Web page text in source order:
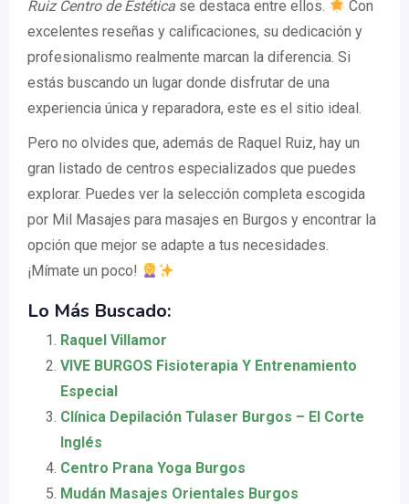
Ruiz Centro de Estética se destaca entre ellos.
Con
excelentes reseñas y calificaciones, su dedicación y
profesionalismo realmente marcan la diferencia. Si
estás buscando un lugar donde disfrutar de una
experiencia única y reparadora, este es el sitio ideal.
Pero no olvides que, además de Raquel Ruiz, hay un
gran listado de centros especializados que puedes
explorar. Puedes ver la selección completa escogida
por Mil Masajes para masajes en Burgos y encontrar la
opción que mejor se adapte a tus necesidades.
¡Mímate un poco!
Lo Más Buscado:
Raquel Villamor
VIVE BURGOS Fisioterapia Y Entrenamiento
Especial
Clínica Depilación Tulaser Burgos – El Corte
Inglés
Centro Prana Yoga Burgos
Mudán Masajes Orientales Burgos